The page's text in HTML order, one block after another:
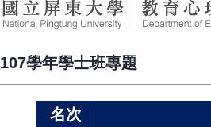
107學年學士班專題
名次